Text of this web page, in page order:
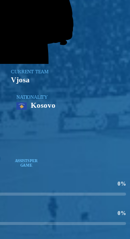
CURRENT TEAM
Vjosa
NATIONALITY
Kosovo
ASSISTS PER
GAME
0%
0%